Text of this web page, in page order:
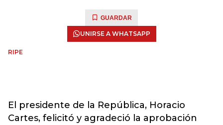
GUARDAR
UNIRSE A WHATSAPP
RIPE
El presidente de la República, Horacio
Cartes, felicitó y agradeció la aprobación